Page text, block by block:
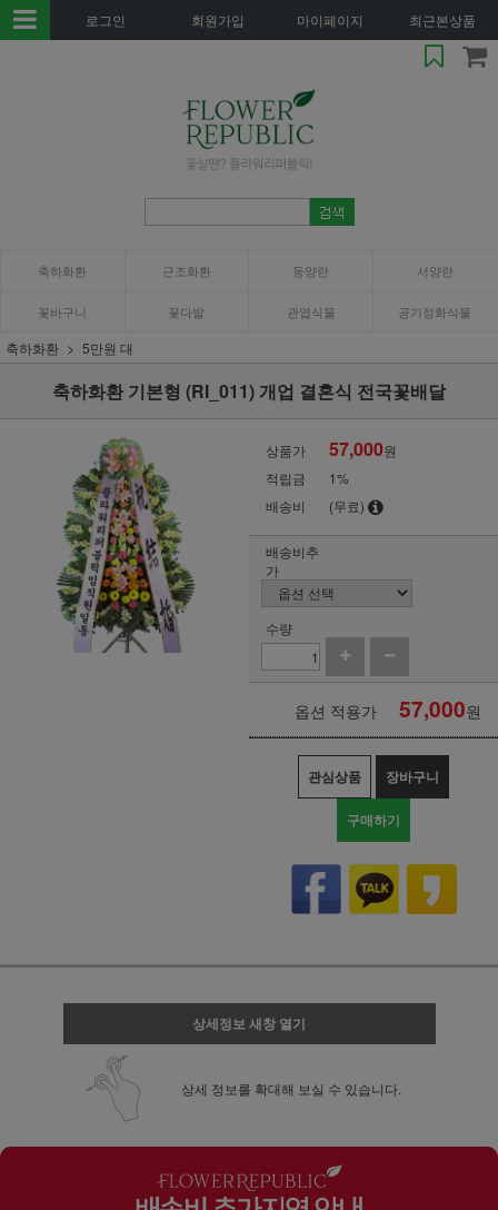
로그인 회원가입 마이페이지 최근본상품
축하화환 근조화환 동양란 서양란
꽃바구니 꽃다발 관엽식물 공기정화식물
축하화환 5만원 대
축하화환 기본형 (RI_011) 개업 결혼식 전국꽃배달
상품가 57,000원
적립금
1%
배송비
(무료)
배송비추
가
수량
옵션 적용가 57,000원
관심상품 장바구니
구매하기
상세정보 새창 열기
상세 정보를 확대해 보실 수 있습니다.